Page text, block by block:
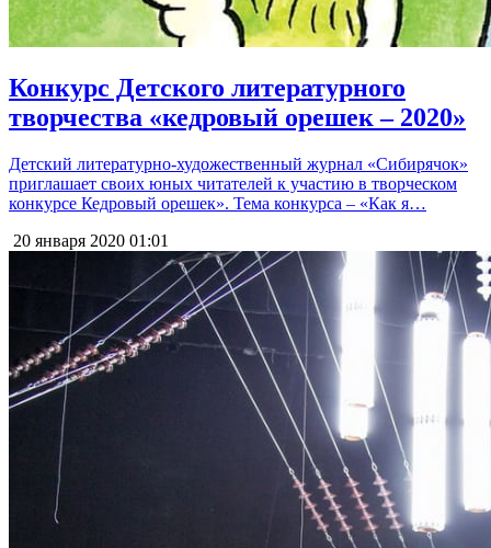
Конкурс Детского литературного
творчества «кедровый орешек – 2020»
Детский литературно-художественный журнал «Сибирячок»
приглашает своих юных читателей к участию в творческом
конкурсе Кедровый орешек». Тема конкурса – «Как я…
20 января 2020 01:01